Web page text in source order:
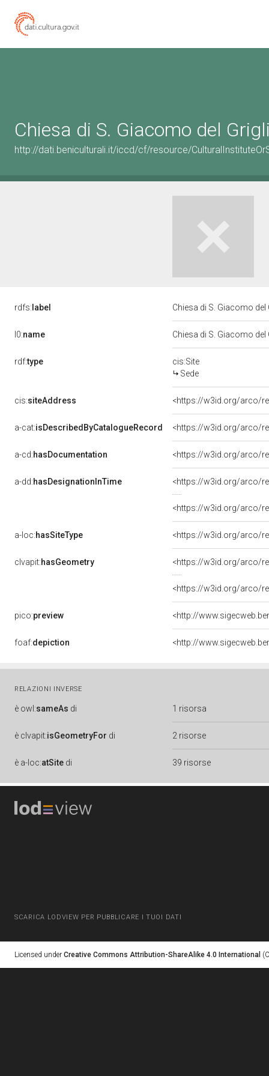
Chiesa di S. Giacomo del
http://dati.beniculturali.it/iccd/cf/resource/
rdfs: label Chiesa di S. Giacomo
l0:name Chiesa di S. Giacomo
rdf:type
cis:Site
Sede
cis:siteAddress <https://w3id.org/arco/
a-cat:isDescribedByCatalogueRecord <https://w3id.org/arco/
a-cd:hasDocumentation
a-dd:hasDesignationInTime <https://w3id.org/arco/
<https://w3id.org/arco/
a-loc:hasSiteType <https://w3id.org/arco/
clvapit:hasGeometry <https://w3id.org/arco/
<https://w3id.org/arco/
pico:preview
foaf:depiction
RELAZIONI INVERSE
è owl:sameAs di 1 risorsa
è clvapit:isGeometryFor di 2 risorse
è a-loc:atSite di 39 risorse
SCARICA LODVIEW PER PUBBLICARE I TUOI DATI
Licensed under Creative Commons Attribution-ShareAlike 4.0 International